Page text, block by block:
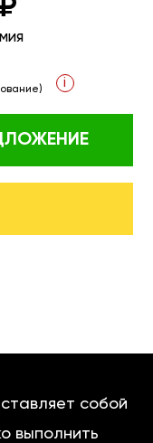
i
собой
выполнить